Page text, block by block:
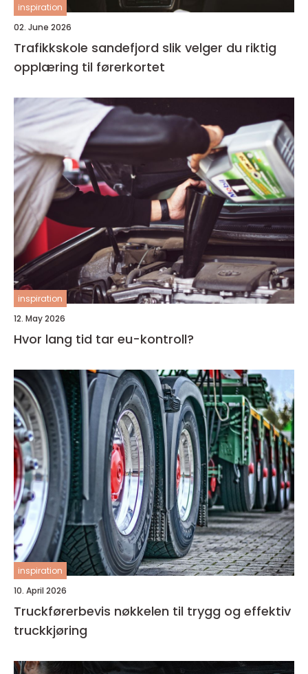
inspiration
02. June 2026
Trafikkskole sandefjord slik velger du riktig
opplæring til førerkortet
inspiration
12. May 2026
Hvor lang tid tar eu-kontroll?
inspiration
10. April 2026
Truckførerbevis nøkkelen til trygg og effektiv
truckkjøring